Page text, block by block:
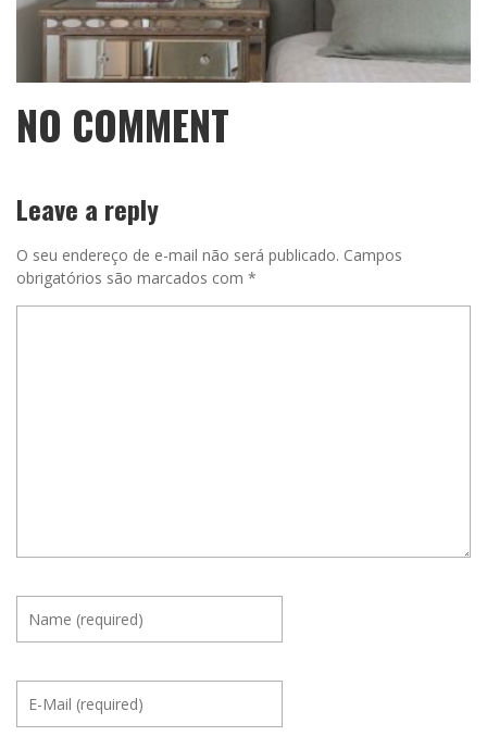
NO COMMENT
Leave a reply
O seu endereço de e-mail não será publicado. Campos
obrigatórios são marcados com *